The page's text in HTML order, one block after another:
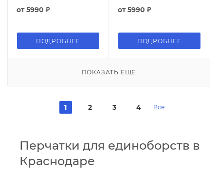
от5990 ₽
ПОДРОБНЕЕ
от5990 ₽
ПОДРОБНЕЕ
ПОКАЗАТЬ ЕЩЕ
1 2 3 4 Все
Перчатки для единоборств в
Краснодаре